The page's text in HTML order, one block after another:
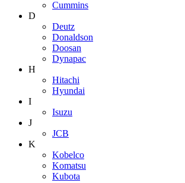
Cummins
D
Deutz
Donaldson
Doosan
Dynapac
H
Hitachi
Hyundai
I
Isuzu
J
JCB
K
Kobelco
Komatsu
Kubota